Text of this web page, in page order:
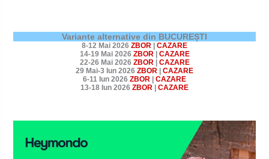
Variante alternative din BUCUREȘTI
8-12 Mai 2026 ZBOR | CAZARE
14-19 Mai 2026 ZBOR| CAZARE
22-26 Mai 2026 ZBOR| CAZARE
29 Mai-3 Iun 2026 ZBOR | CAZARE
6-11 Iun 2026 ZBOR | CAZARE
13-18 Iun 2026 ZBOR | CAZARE